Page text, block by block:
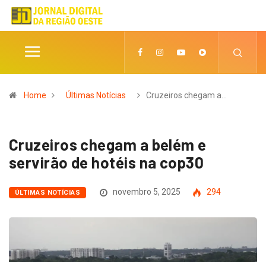
Home Últimas Notícias Cruzeiros chegam a…
Cruzeiros chegam a belém e
servirão de hotéis na cop30
ÚLTIMAS NOTÍCIAS novembro 5, 2025 294